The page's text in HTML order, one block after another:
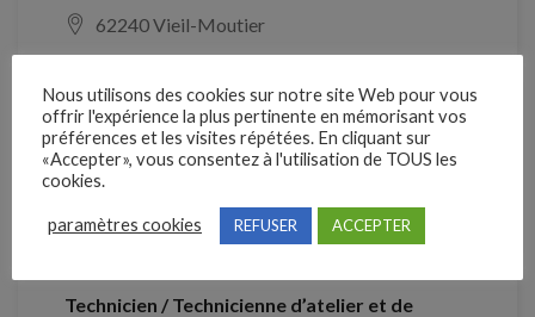
62240 Vieil-Moutier
CDI
Responsable Ordonnancement H/F
byVO RH
35600 Sainte-Marie
Technicien / Technicienne d’atelier et de
Nous utilisons des cookies sur notre site Web pour vous
offrir l'expérience la plus pertinente en mémorisant vos
préférences et les visites répétées. En cliquant sur
«Accepter», vous consentez à l'utilisation de TOUS les
cookies.
paramètres cookies REFUSER ACCEPTER